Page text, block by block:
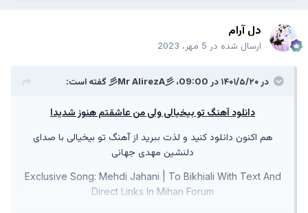
دل آرام
ارسال شده در 5 مهر، 2023
در ۱۴۰۱/۵/۲۰ در 09:00، 彡Mr AlirezA彡گفته است:
دانلود آهنگ تو بیخیالی ولی من عاشقتم هنوز شدیدا
هم اکنون دانلود کنید و لذت ببرید از آهنگ تو بیخیالی با صدای
دلنشین مهدی جهانی
Exclusive Song: Mehdi Jahani | To Bikhiali With Text And
Direct Links In Mihan Forum